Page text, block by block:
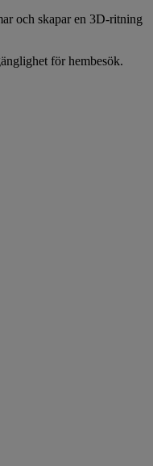
och skapar en 3D-ritning
för hembesök.